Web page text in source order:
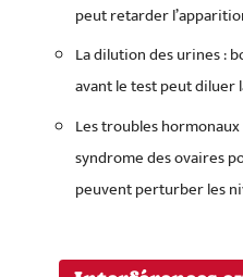
peut retarder
La dilution des urines :
avant le test peut diluer
Les troubles
syndrome des ovaires
peuvent perturber les